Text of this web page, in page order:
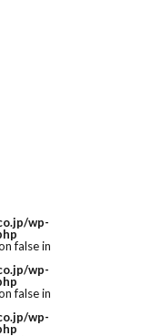
wp-
false in
wp-
false in
wp-